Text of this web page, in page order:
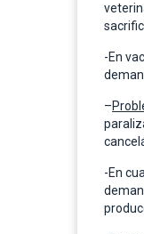
-En
–
-En